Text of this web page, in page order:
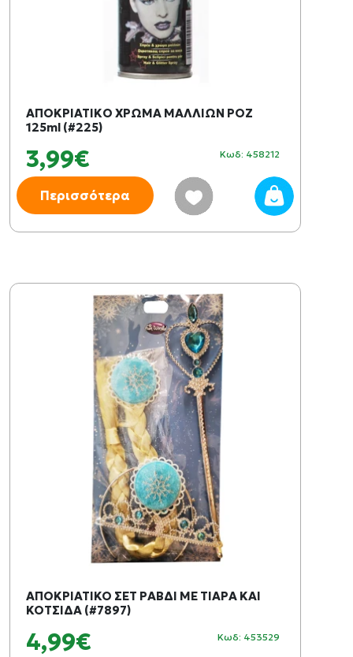
ΑΠΟΚΡΙΑΤΙΚO ΧΡΩΜΑ ΜΑΛΛΙΩΝ ΡΟΖ
125ml (#225)
3,99€ Κωδ: 458212
Περισσότερα
ΑΠΟΚΡΙΑΤΙΚΟ ΣΕΤ ΡΑΒΔΙ ΜΕ ΤΙΑΡΑ ΚΑΙ
ΚΟΤΣΙΔΑ (#7897)
4,99€ Κωδ: 453529